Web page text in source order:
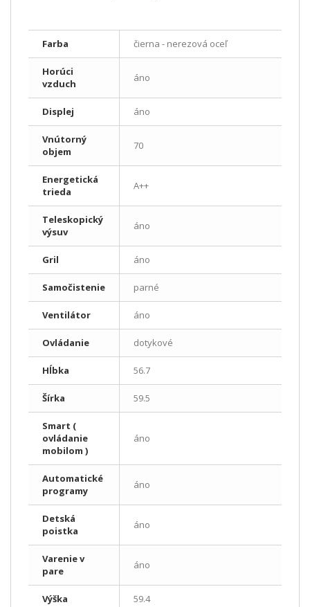
Farba čierna - nerezová oceľ
Horúci
vzduch
áno
Displej áno
Vnútorný
objem
70
Energetická
trieda
A++
Teleskopický
výsuv
áno
Gril áno
Samočistenie parné
Ventilátor áno
Ovládanie dotykové
Hĺbka 56.7
Šírka 59.5
Smart (
ovládanie
mobilom )
áno
Automatické
programy
áno
Detská
poistka
áno
Varenie v
pare
áno
Výška 59.4